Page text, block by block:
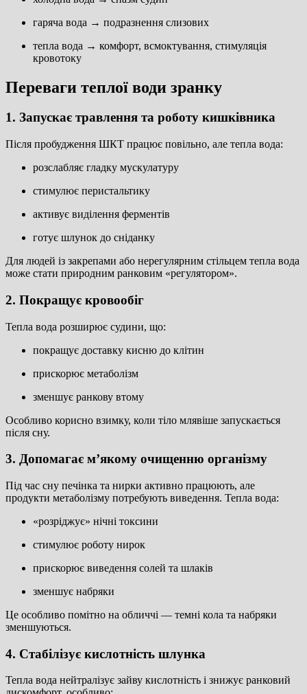
гаряча вода → подразнення слизових
тепла вода → комфорт, всмоктування, стимуляція
кровотоку
Переваги теплої води зранку
1. Запускає травлення та роботу кишківника
Після пробудження ШКТ працює повільно, але тепла вода:
розслабляє гладку мускулатуру
стимулює перистальтику
активує виділення ферментів
готує шлунок до сніданку
Для людей із закрепами або нерегулярним стільцем тепла вода
може стати природним ранковим «регулятором».
2. Покращує кровообіг
Тепла вода розширює судини, що:
покращує доставку кисню до клітин
прискорює метаболізм
зменшує ранкову втому
Особливо корисно взимку, коли тіло млявіше запускається
після сну.
3. Допомагає м’якому очищенню організму
Під час сну печінка та нирки активно працюють, але
продукти метаболізму потребують виведення. Тепла вода:
«розріджує» нічні токсини
стимулює роботу нирок
прискорює виведення солей та шлаків
зменшує набряки
Це особливо помітно на обличчі — темні кола та набряки
зменшуються.
4. Стабілізує кислотність шлунка
Тепла вода нейтралізує зайву кислотність і знижує ранковий